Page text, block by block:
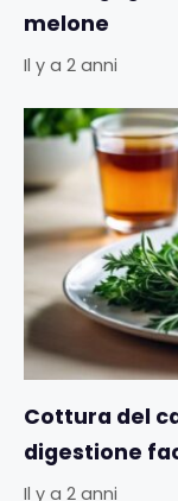
melone
Il y a 2 anni
Cottura del
digestione
Il y a 2 anni